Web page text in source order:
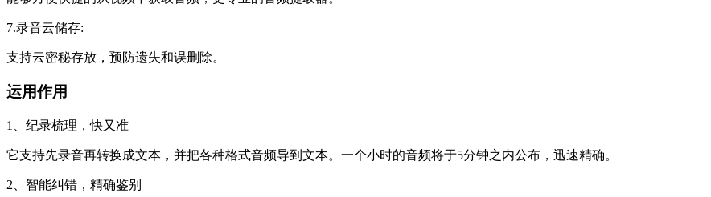
能够方便快捷的从视频中获取音频，更专业的音频提取器。
7.录音云储存:
支持云密秘存放，预防遗失和误删除。
运用作用
1、纪录梳理，快又准
它支持先录音再转换成文本，并把各种格式音频导到文本。一个小时的音频将于5分钟之内公布，迅速精确。
2、智能纠错，精确鉴别